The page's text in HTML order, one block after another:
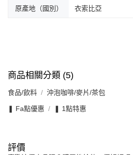
原產地（國別） 衣索比亞
商品相關分類 (5)
食品/飲料 沖泡咖啡/麥片/茶包
❚ Fa點優惠 ❚ 1點特惠
評價